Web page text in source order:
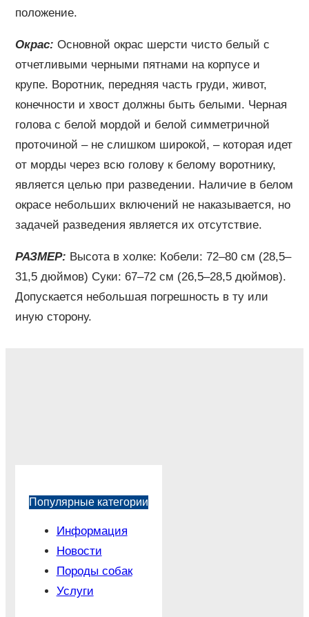
положение.
Окрас: Основной окрас шерсти чисто белый с
отчетливыми черными пятнами на корпусе и
крупе. Воротник, передняя часть груди, живот,
конечности и хвост должны быть белыми. Черная
голова с белой мордой и белой симметричной
проточиной – не слишком широкой, – которая идет
от морды через всю голову к белому воротнику,
является целью при разведении. Наличие в белом
окрасе небольших включений не наказывается, но
задачей разведения является их отсутствие.
РАЗМЕР: Высота в холке: Кобели: 72–80 см (28,5–
31,5 дюймов) Суки: 67–72 см (26,5–28,5 дюймов).
Допускается небольшая погрешность в ту или
иную сторону.
Популярные категории
Информация
Новости
Породы собак
Услуги